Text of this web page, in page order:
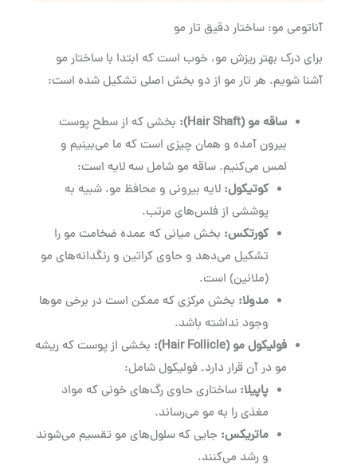
آناتومی مو: ساختار دقیق تار مو
برای درک بهتر ریزش مو، خوب است که ابتدا با ساختار مو
آشنا شویم. هر تار مو از دو بخش اصلی تشکیل شده است:
ساقه مو(Hair Shaft):
بخشی که از سطح پوست
بیرون آمده و همان چیزی است که ما می‌بینیم و
لمس می‌کنیم. ساقه مو شامل سه لایه است:
کوتیکول: لایه بیرونی و محافظ مو، شبیه به
پوششی از فلس‌های مرتب.
کورتکس: بخش میانی که عمده ضخامت مو را
تشکیل می‌دهد و حاوی کراتین و رنگدانه‌های مو
(ملانین) است.
مدولا: بخش مرکزی که ممکن است در برخی موها
وجود نداشته باشد.
فولیکول مو(Hair Follicle):
بخشی از پوست که ریشه
مو در آن قرار دارد. فولیکول شامل:
پاپیلا: ساختاری حاوی رگ‌های خونی که مواد
مغذی را به مو می‌رساند.
ماتریکس: جایی که سلول‌های مو تقسیم می‌شوند
و رشد می‌کنند.